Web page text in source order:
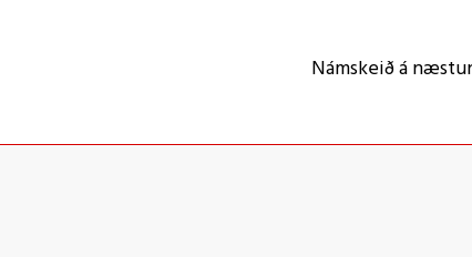
Námskeið á